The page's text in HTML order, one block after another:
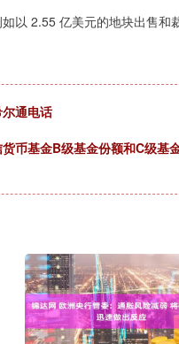
以 2.55 亿美元的地块出售和
通电话
币基金B级基金份额和C级基